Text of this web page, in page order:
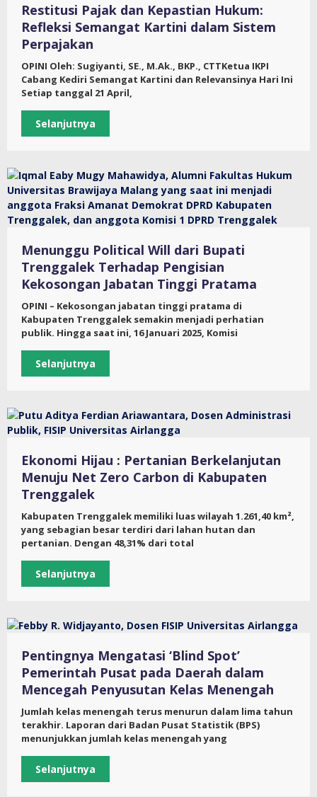
Restitusi Pajak dan Kepastian Hukum:
Refleksi Semangat Kartini dalam Sistem
Perpajakan
OPINI Oleh: Sugiyanti, SE., M.Ak., BKP., CTTKetua IKPI
Cabang Kediri Semangat Kartini dan Relevansinya Hari Ini
Setiap tanggal 21 April,
Selanjutnya
Menunggu Political Will dari Bupati
Trenggalek Terhadap Pengisian
Kekosongan Jabatan Tinggi Pratama
OPINI – Kekosongan jabatan tinggi pratama di
Kabupaten Trenggalek semakin menjadi perhatian
publik. Hingga saat ini, 16 Januari 2025, Komisi
Selanjutnya
Ekonomi Hijau : Pertanian Berkelanjutan
Menuju Net Zero Carbon di Kabupaten
Trenggalek
Kabupaten Trenggalek memiliki luas wilayah 1.261,40 km²,
yang sebagian besar terdiri dari lahan hutan dan
pertanian. Dengan 48,31% dari total
Selanjutnya
Pentingnya Mengatasi ‘Blind Spot’
Pemerintah Pusat pada Daerah dalam
Mencegah Penyusutan Kelas Menengah
Jumlah kelas menengah terus menurun dalam lima tahun
terakhir. Laporan dari Badan Pusat Statistik (BPS)
menunjukkan jumlah kelas menengah yang
Selanjutnya